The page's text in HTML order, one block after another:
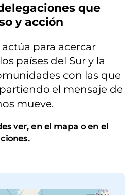
que
y acción
para acercar
países del Sur y la
con las que
el mensaje de
mueve.
ver, en el mapa o en el